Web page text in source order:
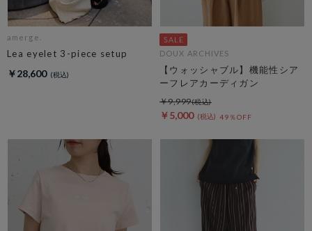
amerge.
Lea eyelet 3-piece setup
￥28,600
DOUX ARCHIVES
【ウォッシャブル】機能性シア
ーフレアカーディガン
￥5,000 49％OFF
￥9,999